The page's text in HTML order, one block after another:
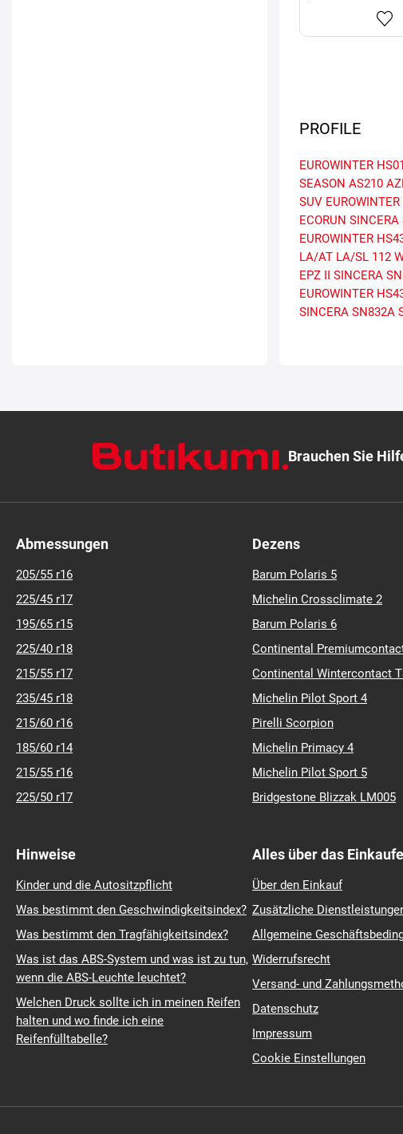
PROFILE
EUROWINTER HS01
SEASON AS210
SUV
ECORUN SINCERA
EUROWINTER
LA/AT LA/SL 112
EPZ II SINCERA
EUROWINTER
SINCERA SN832A
Brauchen Sie
Abmessungen
205/55 r16
225/45 r17
195/65 r15
225/40 r18
215/55 r17
235/45 r18
215/60 r16
185/60 r14
215/55 r16
225/50 r17
Dezens
Barum Polaris 5
Michelin Crossclimate 2
Barum Polaris 6
Continental
Continental Wintercontact
Michelin Pilot Sport 4
Pirelli Scorpion
Michelin Primacy 4
Michelin Pilot Sport 5
Bridgestone Blizzak LM005
Hinweise
Kinder und die Autositzpflicht
Was bestimmt den Geschwindigkeitsindex?
Was bestimmt den Tragfähigkeitsindex?
Was ist das ABS-System und was ist zu tun,
wenn die ABS-Leuchte leuchtet?
Welchen Druck sollte ich in meinen Reifen
halten und wo finde ich eine
Reifenfülltabelle?
Alles über das
Über den Einkauf
Zusätzliche
Allgemeine
Widerrufsrecht
Versand- und
Datenschutz
Impressum
Cookie Einstellungen